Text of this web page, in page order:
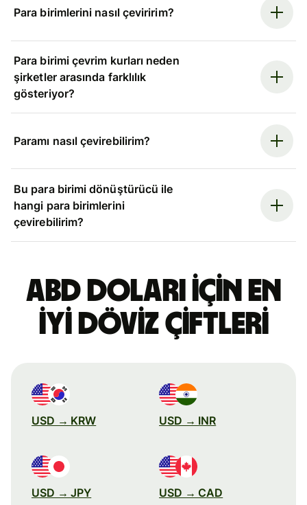
Para birimlerini nasıl çeviririm?
Para birimi çevrim kurları neden
şirketler arasında farklılık
gösteriyor?
Paramı nasıl çevirebilirim?
Bu para birimi dönüştürücü ile
hangi para birimlerini
çevirebilirim?
ABD doları için en
iyi döviz çiftleri
USD → KRW USD → INR
USD → JPY USD → CAD